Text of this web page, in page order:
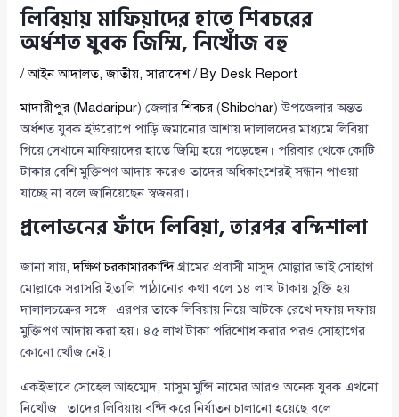
লিবিয়ায় মাফিয়াদের হাতে শিবচরের
অর্ধশত যুবক জিম্মি, নিখোঁজ বহু
/আইন আদালত,জাতীয়,সারাদেশ/ By Desk Report
মাদারীপুর (Madaripur) জেলারশিবচর (Shibchar) উপজেলার অন্তত
অর্ধশত যুবক ইউরোপে পাড়ি জমানোর আশায় দালালদের মাধ্যমে লিবিয়া
গিয়ে সেখানে মাফিয়াদের হাতে জিম্মি হয়ে পড়েছেন। পরিবার থেকে কোটি
টাকার বেশি মুক্তিপণ আদায় করেও তাদের অধিকাংশেরই সন্ধান পাওয়া
যাচ্ছে না বলে জানিয়েছেন স্বজনরা।
প্রলোভনের ফাঁদে লিবিয়া, তারপর বন্দিশালা
জানা যায়,দক্ষিণ চরকামারকান্দিগ্রামের প্রবাসী মাসুদ মোল্লার ভাই সোহাগ
মোল্লাকে সরাসরি ইতালি পাঠানোর কথা বলে ১৪ লাখ টাকায় চুক্তি হয়
দালালচক্রের সঙ্গে। এরপর তাকে লিবিয়ায় নিয়ে আটকে রেখে দফায় দফায়
মুক্তিপণ আদায় করা হয়। ৪৫ লাখ টাকা পরিশোধ করার পরও সোহাগের
কোনো খোঁজ নেই।
একইভাবে সোহেল আহম্মেদ, মাসুম মুন্সি নামের আরও অনেক যুবক এখনো
নিখোঁজ। তাদের লিবিয়ায় বন্দি করে নির্যাতন চালানো হয়েছে বলে